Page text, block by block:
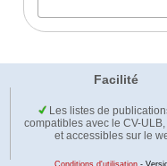
Facilité
Les listes de
compatibles avec le CV-
et accessibles sur le